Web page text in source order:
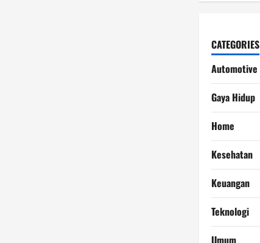
CATEGORIES
Automotive
Gaya Hidup
Home
Kesehatan
Keuangan
Teknologi
Umum